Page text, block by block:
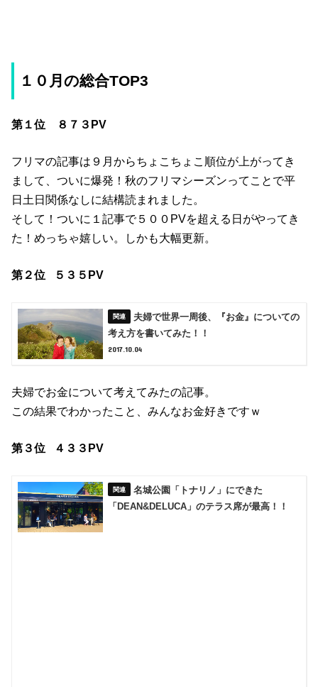
１０月の総合TOP3
第１位 ８７３PV
フリマの記事は９月からちょこちょこ順位が上がってき
まして、ついに爆発！秋のフリマシーズンってことで平
日土日関係なしに結構読まれました。
そして！ついに１記事で５００PVを超える日がやってき
た！めっちゃ嬉しい。しかも大幅更新。
第２位 ５３５PV
夫婦で世界一周後、『お金』についての
考え方を書いてみた！！
2017.10.04
夫婦でお金について考えてみたの記事。
この結果でわかったこと、みんなお金好きですｗ
第３位 ４３３PV
名城公園「トナリノ」にできた
「DEAN&DELUCA」のテラス席が最高！！